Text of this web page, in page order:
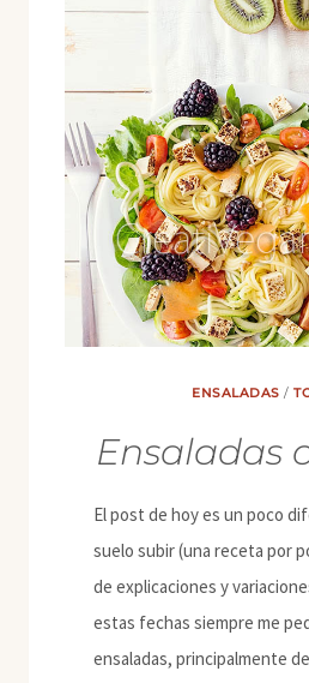
ENSALADAS /
Ensaladas
El post de hoy es un poco
suelo subir (una receta por
de explicaciones y
estas fechas siempre me
ensaladas, principalmente